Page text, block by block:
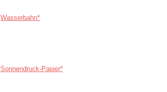
Wasserbahn*
Sonnendruck-Papier*